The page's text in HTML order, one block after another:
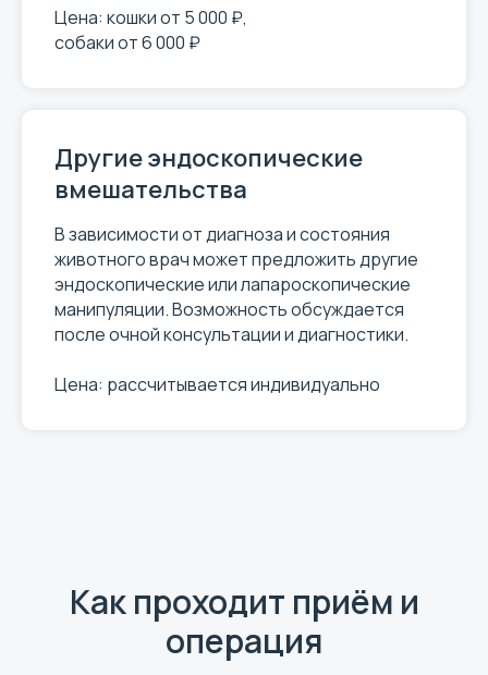
Цена: кошки от 5 000 ₽,
собаки от 6 000 ₽
Другие эндоскопические
вмешательства
В зависимости от диагноза и состояния
животного врач может предложить другие
эндоскопические или лапароскопические
манипуляции. Возможность обсуждается
после очной консультации и диагностики.
Цена: рассчитывается индивидуально
Как проходит приём и
операция